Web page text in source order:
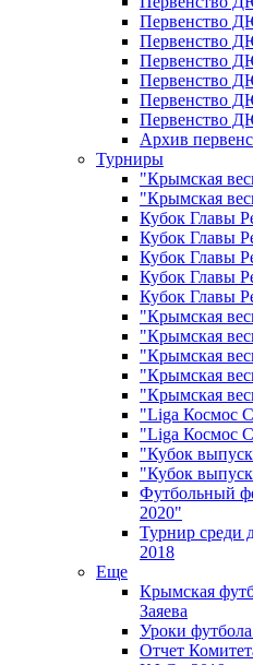
Первенство
Первенство
Первенство
Первенство
Первенство
Первенство
Архив
Турниры
"Крымская
"Крымская
Кубок Главы
Кубок Главы
Кубок Главы
Кубок Главы
Кубок Главы
"Крымская
"Крымская
"Крымская
"Крымская
"Крымская
"Liga Космос
"Liga Космос
"Кубок
"Кубок
Футбольный
2020"
Турнир среди
2018
Еще
Крымская
Заяева
Уроки
Отчет